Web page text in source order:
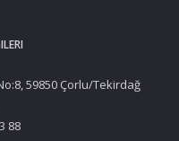
59850 Çorlu/Tekirdağ
88